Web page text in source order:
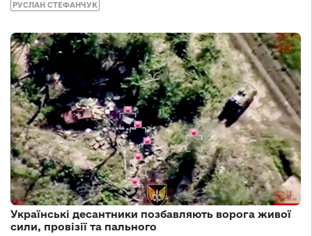
РУСЛАН СТЕФАНЧУК
Українські десантники позбавляють ворога живої
сили, провізії та пального